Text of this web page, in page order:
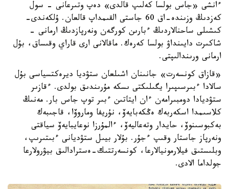
ءانشى «جاس بولسا كەلىپ قالدى» دەپ وتىرعانى - سول
كەزدىڭ وزىندە-اق 60 جاستى القىمداپ قالعان. ۇلكەندى-
كىشىلى ساحنالاردىڭ ءبارىن كورگەن ونەرپازدىڭ ارمانى -
شاكىرت دايىنداۋ بولسا كەرەك. ماقالانى ارى قاراي وقىساق، بۇل
ارمانى ورىندالىپتى.
«قازاق كونسەرت» جانىنان اشىلعان ستۋديا ديرەكتسياسى بۇل
سالادا ءبىرسىپىرا يگىلىكتى ىسكە مۇرىندىق بولدى. ءقازىر
ستۋديادا دومبىرامەن ءان ايتاتىن ءبىر توپ جاس بار. مەنىڭ
كلاسىمدا اسكەربەك ەڭكەبايەۆ، نۇريفا وماروۆا، قاجىبەك
بەكبوسىنوۆ، حايدار وتەعاليەۆ، ءالمۇرزا نوعايبايەۆ سياقتى
ونەرپاز جاستار وقىپ ءجۇر. بۇلار بيىل ستۋديانى ءبىتىرىپ،
وبلىستىق فيلارمونيالارعا، كونسەرتتىك-ەسترادالىق بيۋرولارعا
جولداما الادى.